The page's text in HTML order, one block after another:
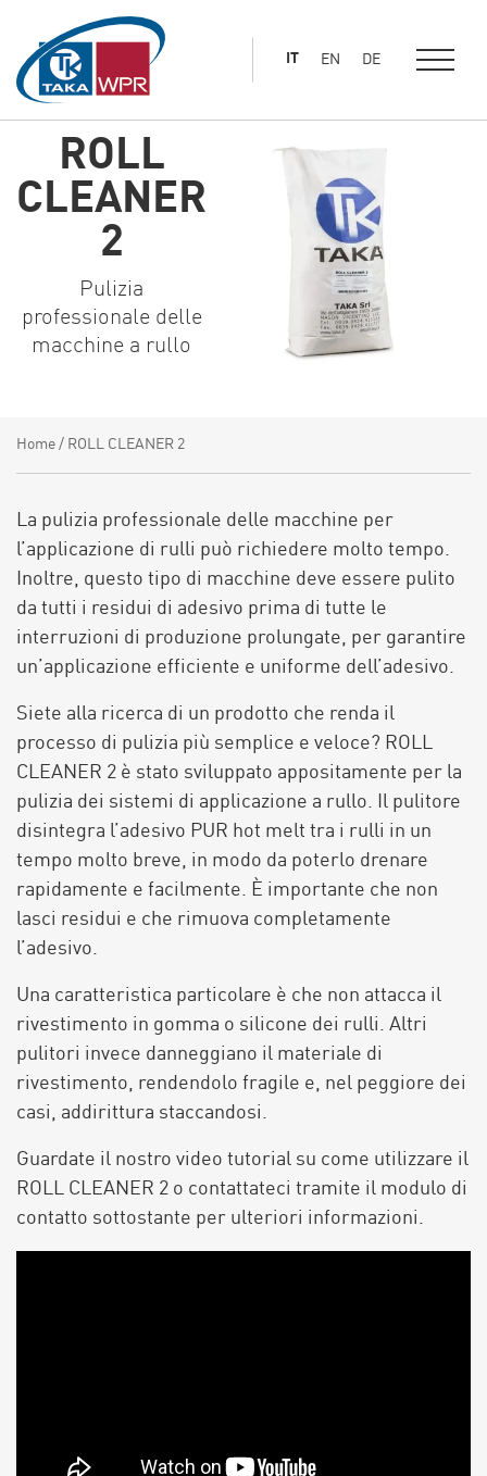
contenuto
principale
IT EN DE
ROLL
CLEANER
2
Pulizia
professionale delle
macchine a rullo
Home / ROLL CLEANER 2
La pulizia professionale delle macchine per
l’applicazione di rulli può richiedere molto tempo.
Inoltre, questo tipo di macchine deve essere pulito
da tutti i residui di adesivo prima di tutte le
interruzioni di produzione prolungate, per garantire
un’applicazione efficiente e uniforme dell’adesivo.
Siete alla ricerca di un prodotto che renda il
processo di pulizia più semplice e veloce? ROLL
CLEANER 2 è stato sviluppato appositamente per la
pulizia dei sistemi di applicazione a rullo. Il pulitore
disintegra l’adesivo PUR hot melt tra i rulli in un
tempo molto breve, in modo da poterlo drenare
rapidamente e facilmente. È importante che non
lasci residui e che rimuova completamente
l’adesivo.
Una caratteristica particolare è che non attacca il
rivestimento in gomma o silicone dei rulli. Altri
pulitori invece danneggiano il materiale di
rivestimento, rendendolo fragile e, nel peggiore dei
casi, addirittura staccandosi.
Guardate il nostro video tutorial su come utilizzare il
ROLL CLEANER 2 o contattateci tramite il modulo di
contatto sottostante per ulteriori informazioni.